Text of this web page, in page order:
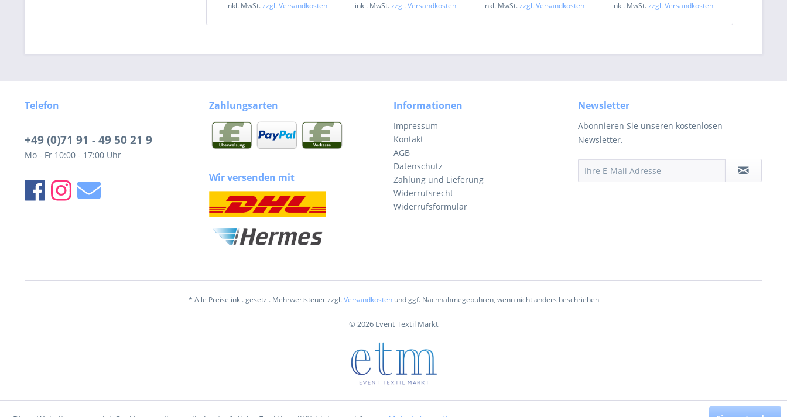
inkl. MwSt.zzgl. Versandkosten inkl. MwSt.zzgl. Versandkosten inkl. MwSt.zzgl. Versandkosten inkl. MwSt.zzgl. Versandkosten
Telefon
+49 (0)71 91 - 49 50 21 9
Mo - Fr 10:00 - 17:00 Uhr
Zahlungsarten
Wir versenden mit
Informationen
Impressum
Kontakt
AGB
Datenschutz
Zahlung und Lieferung
Widerrufsrecht
Widerrufsformular
Newsletter
Abonnieren Sie unseren kostenlosen
Newsletter.
* Alle Preise inkl. gesetzl. Mehrwertsteuer zzgl.Versandkostenund ggf. Nachnahmegebühren, wenn nicht anders beschrieben
© 2026 Event Textil Markt